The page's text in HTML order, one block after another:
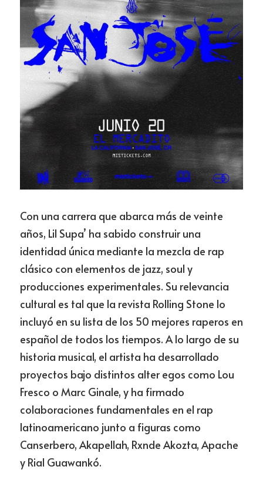
Con una carrera que abarca más de veinte
años, Lil Supa’ ha sabido construir una
identidad única mediante la mezcla de rap
clásico con elementos de jazz, soul y
producciones experimentales. Su relevancia
cultural es tal que la revista Rolling Stone lo
incluyó en su lista de los 50 mejores raperos en
español de todos los tiempos. A lo largo de su
historia musical, el artista ha desarrollado
proyectos bajo distintos alter egos como Lou
Fresco o Marc Ginale, y ha firmado
colaboraciones fundamentales en el rap
latinoamericano junto a figuras como
Canserbero, Akapellah, Rxnde Akozta, Apache
y Rial Guawankó.